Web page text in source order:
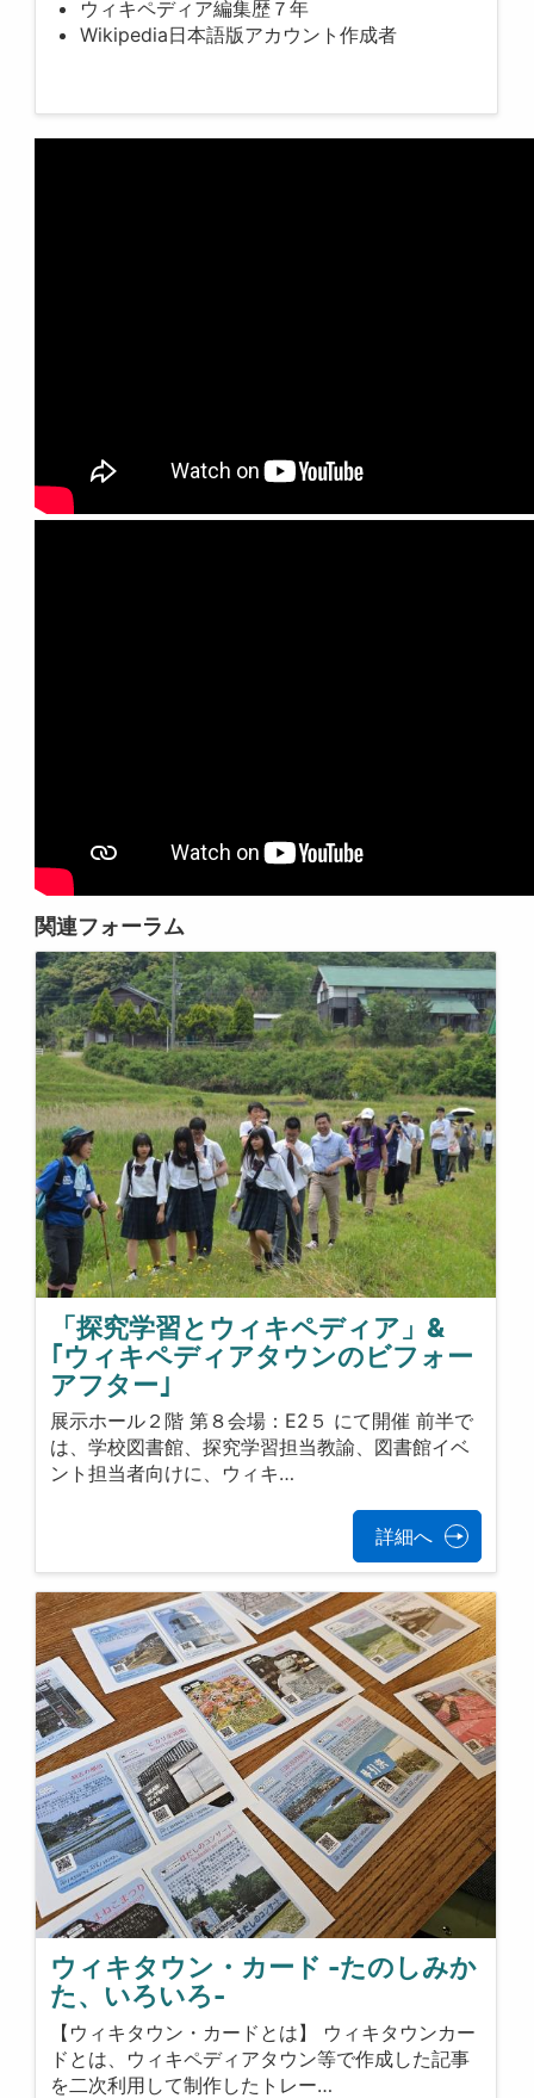
ウィキペディア編集歴７年
Wikipedia日本語版アカウント作成者
関連フォーラム
「探究学習とウィキペディア」&
｢ウィキペディアタウンのビフォー
アフター｣
展示ホール２階 第８会場：E2５ にて開催 前半で
は、学校図書館、探究学習担当教諭、図書館イベ
ント担当者向けに、ウィキ…
詳細へ
ウィキタウン・カード -たのしみか
た、いろいろ-
【ウィキタウン・カードとは】 ウィキタウンカー
ドとは、ウィキペディアタウン等で作成した記事
を二次利用して制作したトレー…